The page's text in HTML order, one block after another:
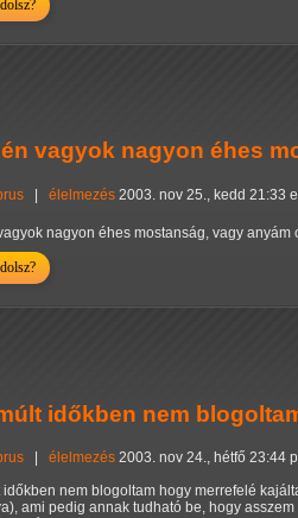
vagyok nagyon éhes
élelmezés 2003. nov 25., kedd 21:33
nagyon éhes mostanság, vagy
időkben nem
élelmezés 2003. nov 24., hétfő 23:44
időkben nem blogoltam hogy merrefelé
ami pedig annak tudható be, hogy